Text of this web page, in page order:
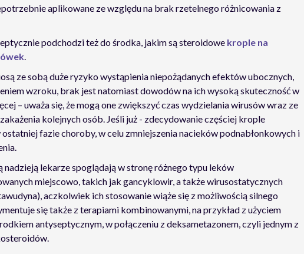
aplikowane ze względu na brak rzetelnego różnicowania z
podchodzi też do środka, jakim są steroidowe krople na
.
ze sobą duże ryzyko wystąpienia niepożądanych efektów ubocznych,
wzroku, brak jest natomiast dowodów na ich wysoką skuteczność w
– uważa się, że mogą one zwiększyć czas wydzielania wirusów wraz ze
kolejnych osób. Jeśli już - zdecydowanie częściej krople
fazie choroby, w celu zmniejszenia nacieków podnabłonkowych i
nadzieją lekarze spoglądają w stronę różnego typu leków
miejscowo, takich jak gancyklowir, a także wirusostatycznych
aczkolwiek ich stosowanie wiąże się z możliwością silnego
się także z terapiami kombinowanymi, na przykład z użyciem
antyseptycznym, w połączeniu z deksametazonem, czyli jednym z